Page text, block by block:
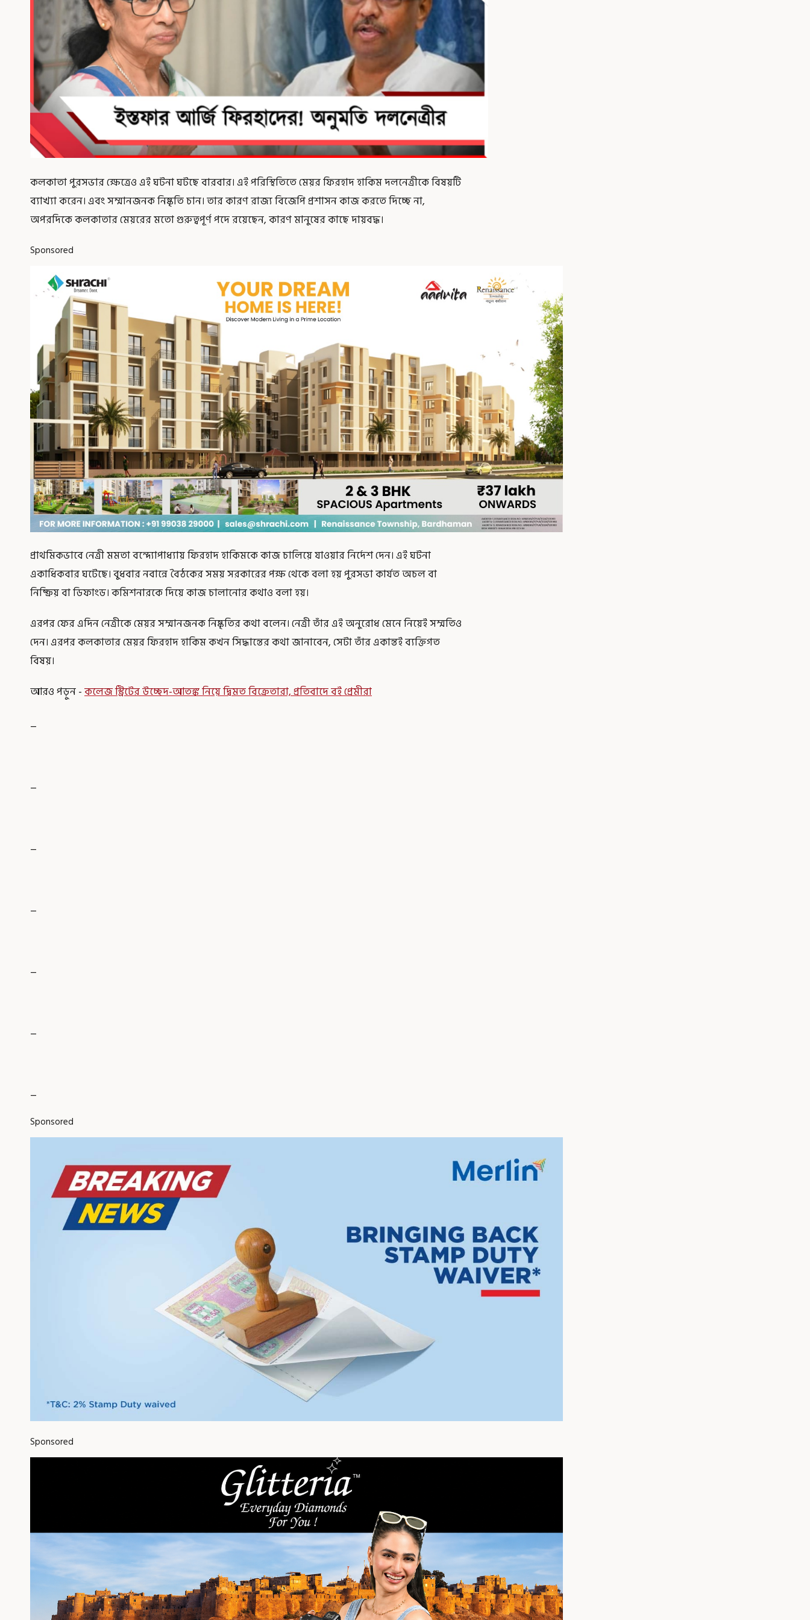
কলকাতা পুরসভার ক্ষেত্রেও এই ঘটনা ঘটছে বারবার। এই পরিস্থিতিতে মেয়র ফিরহাদ হাকিম দলনেত্রীকে বিষয়টি
ব্যাখ্যা করেন। এবং সম্মানজনক নিষ্কৃতি চান। তার কারণ রাজ্য বিজেপি প্রশাসন কাজ করতে দিচ্ছে না,
অপরদিকে কলকাতার মেয়রের মতো গুরুত্বপূর্ণ পদে রয়েছেন, কারণ মানুষের কাছে দায়বদ্ধ।
Sponsored
প্রাথমিকভাবে নেত্রী মমতা বন্দ্যোপাধ্যায় ফিরহাদ হাকিমকে কাজ চালিয়ে যাওয়ার নির্দেশ দেন। এই ঘটনা
একাধিকবার ঘটেছে। বুধবার নবান্নে বৈঠকের সময় সরকারের পক্ষ থেকে বলা হয় পুরসভা কার্যত অচল বা
নিষ্ক্রিয় বা ডিফাংড। কমিশনারকে দিয়ে কাজ চালানোর কথাও বলা হয়।
এরপর ফের এদিন নেত্রীকে মেয়র সম্মানজনক নিষ্কৃতির কথা বলেন। নেত্রী তাঁর এই অনুরোধ মেনে নিয়েই সম্মতিও
দেন। এরপর কলকাতার মেয়র ফিরহাদ হাকিম কখন সিদ্ধান্তের কথা জানাবেন, সেটা তাঁর একান্তই ব্যক্তিগত
বিষয়।
আরও পড়ুন -কলেজ স্ট্রিটের উচ্ছেদ-আতঙ্ক নিয়ে দ্বিমত বিক্রেতারা, প্রতিবাদে বই প্রেমীরা
_
_
_
_
_
_
_
Sponsored
Sponsored